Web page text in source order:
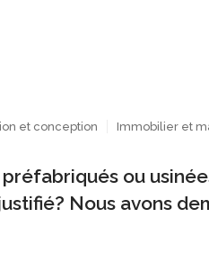
et conception Immobilier et
préfabriqués ou
Nous avons